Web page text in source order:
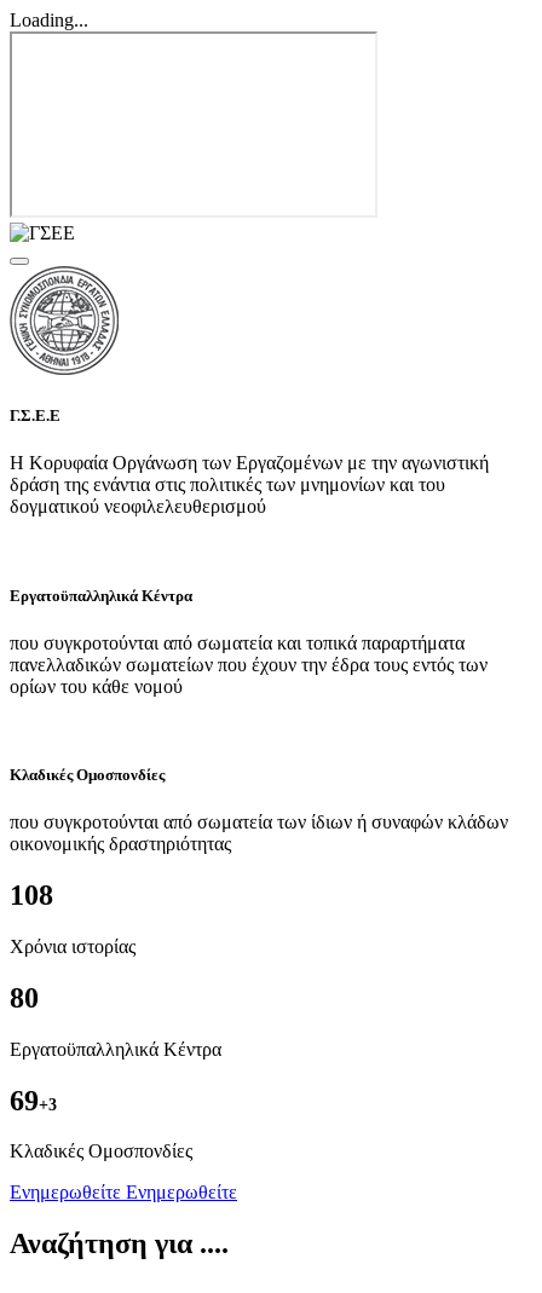
Loading...
Γ.Σ.Ε.Ε
Η Κορυφαία Οργάνωση των Εργαζομένων με την αγωνιστική
δράση της ενάντια στις πολιτικές των μνημονίων και του
δογματικού νεοφιλελευθερισμού
Εργατοϋπαλληλικά Κέντρα
που συγκροτούνται από σωματεία και τοπικά παραρτήματα
πανελλαδικών σωματείων που έχουν την έδρα τους εντός των
ορίων του κάθε νομού
Κλαδικές Ομοσπονδίες
που συγκροτούνται από σωματεία των ίδιων ή συναφών κλάδων
οικονομικής δραστηριότητας
108
Χρόνια ιστορίας
80
Εργατοϋπαλληλικά Κέντρα
69+3
Kλαδικές Ομοσπονδίες
Ενημερωθείτε Ενημερωθείτε
Αναζήτηση για ....